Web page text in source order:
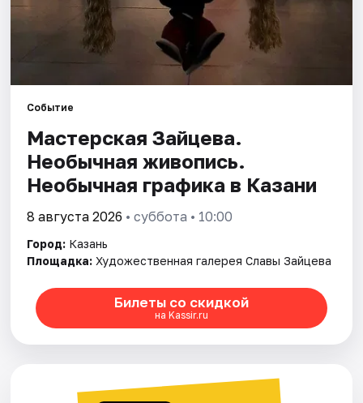
Событие
Мастерская Зайцева.
Необычная живопись.
Необычная графика в Казани
8 августа 2026 • суббота • 10:00
Город: Казань
Площадка: Художественная галерея Славы Зайцева
Билеты со скидкой
на Kassir.ru